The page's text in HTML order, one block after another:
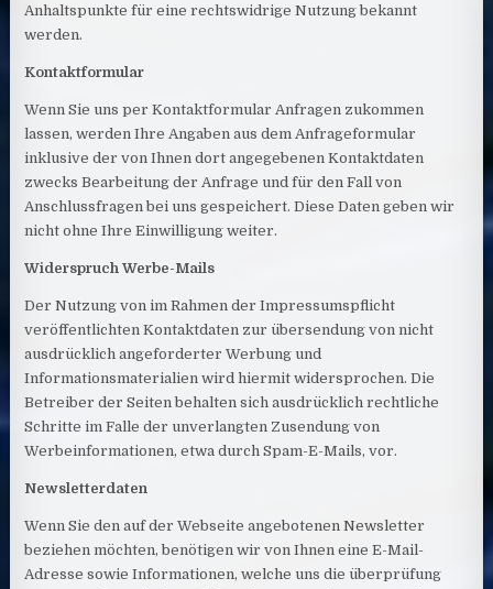
Anhaltspunkte für eine rechtswidrige Nutzung bekannt
werden.
Kontaktformular
Wenn Sie uns per Kontaktformular Anfragen zukommen
lassen, werden Ihre Angaben aus dem Anfrageformular
inklusive der von Ihnen dort angegebenen Kontaktdaten
zwecks Bearbeitung der Anfrage und für den Fall von
Anschlussfragen bei uns gespeichert. Diese Daten geben wir
nicht ohne Ihre Einwilligung weiter.
Widerspruch Werbe-Mails
Der Nutzung von im Rahmen der Impressumspflicht
veröffentlichten Kontaktdaten zur übersendung von nicht
ausdrücklich angeforderter Werbung und
Informationsmaterialien wird hiermit widersprochen. Die
Betreiber der Seiten behalten sich ausdrücklich rechtliche
Schritte im Falle der unverlangten Zusendung von
Werbeinformationen, etwa durch Spam-E-Mails, vor.
Newsletterdaten
Wenn Sie den auf der Webseite angebotenen Newsletter
beziehen möchten, benötigen wir von Ihnen eine E-Mail-
Adresse sowie Informationen, welche uns die überprüfung